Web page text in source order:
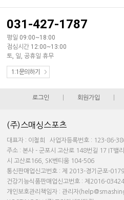
031-427-1787
평일 09:00~18:00
점심시간 12:00~13:00
토, 일, 공휴일 휴무
1:1문의하기
로그인 회원가입
(주)스매싱스포츠
대표자 : 이철희 사업자등록번호 : 123-86-
주소 : 본사 - 군포시 고산로 148번길 17 IT밸
시 고산로166, SK벤티움 104-506
통신판매업신고번호 : 제 2013-경기군포-
건강기능식품판매업신고번호 : 제2016-
개인보호관리책임자 : 관리자